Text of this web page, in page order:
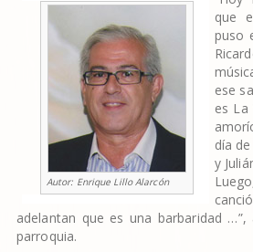
Autor: Enrique Lillo Alarcón
que
puso
ese
es La
día
y
adelantan que es una barbaridad
parroquia.